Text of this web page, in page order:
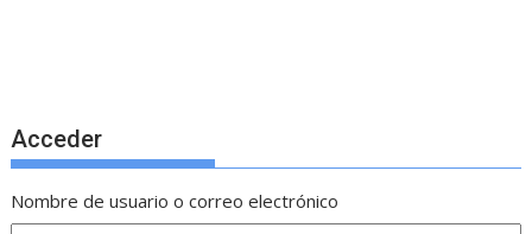
Acceder
Nombre de usuario o correo electrónico